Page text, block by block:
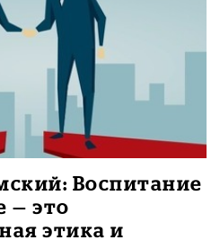
Воспитание
— это
этика и